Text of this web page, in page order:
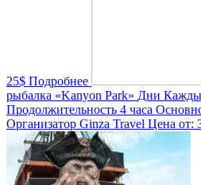
25$ Подробнее
рыбалка «Kanyon Park» Дни
Продолжительность 4 часа
Организатор Ginza Travel Цена от: